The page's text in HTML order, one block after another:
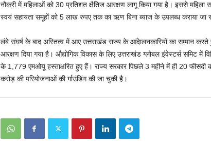
नौकरी में महिलाओं को 30 प्रतिशत क्षैतिज आरक्षण लागू किया गया है। इससे
स्वयं सहायता समूहों को 5 लाख रुपए तक का ऋण बिना ब्याज के उपलब्ध कराया जा
लंबे संघर्ष के बाद अस्तित्व में आए उत्तराखंड राज्य के आंदेालनकारियों का सम्मान करते
आरक्षण दिया गया है। औद्योगिक विकास के लिए उत्तराखंड ग्लोबल इंवेस्टर्स समिट में
के 1,779 एमओयू हस्ताक्षरित हुए हैं। राज्य सरकार पिछले 3 महीने में ही 20
करोड़ की परियोजनाओं की र्गाउंडिंग की जा चुकी है।